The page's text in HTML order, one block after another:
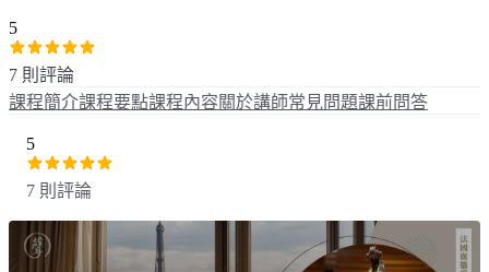
5
7 則評論
課程簡介課程要點課程內容關於講師常見問題課前問答
5
7 則評論